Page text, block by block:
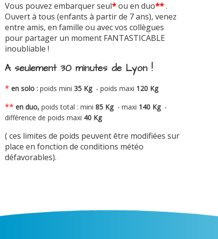
Vous pouvez embarquer seul*ou en duo**.
Ouvert à tous (enfants à partir de 7 ans), venez
entre amis, en famille ou avec vos collègues
pour partager un moment FANTASTICABLE
inoubliable !
A seulement 30 minutes de Lyon !
* en solo : poids mini 35 Kg - poids maxi 120 Kg
** en duo, poids total : mini 85 Kg - maxi 140 Kg -
différence de poids maxi 40 Kg
( ces limites de poids peuvent être modifiées sur
place en fonction de conditions météo
défavorables).